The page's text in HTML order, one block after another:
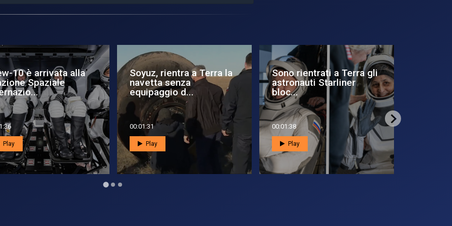
la prima missione
equipaggio a
Play
Bentornata
AstroSamantha!
00:01:46
Play
La prima missione di
Walter Villadei a bordo
della Iss
00:01:28
Play